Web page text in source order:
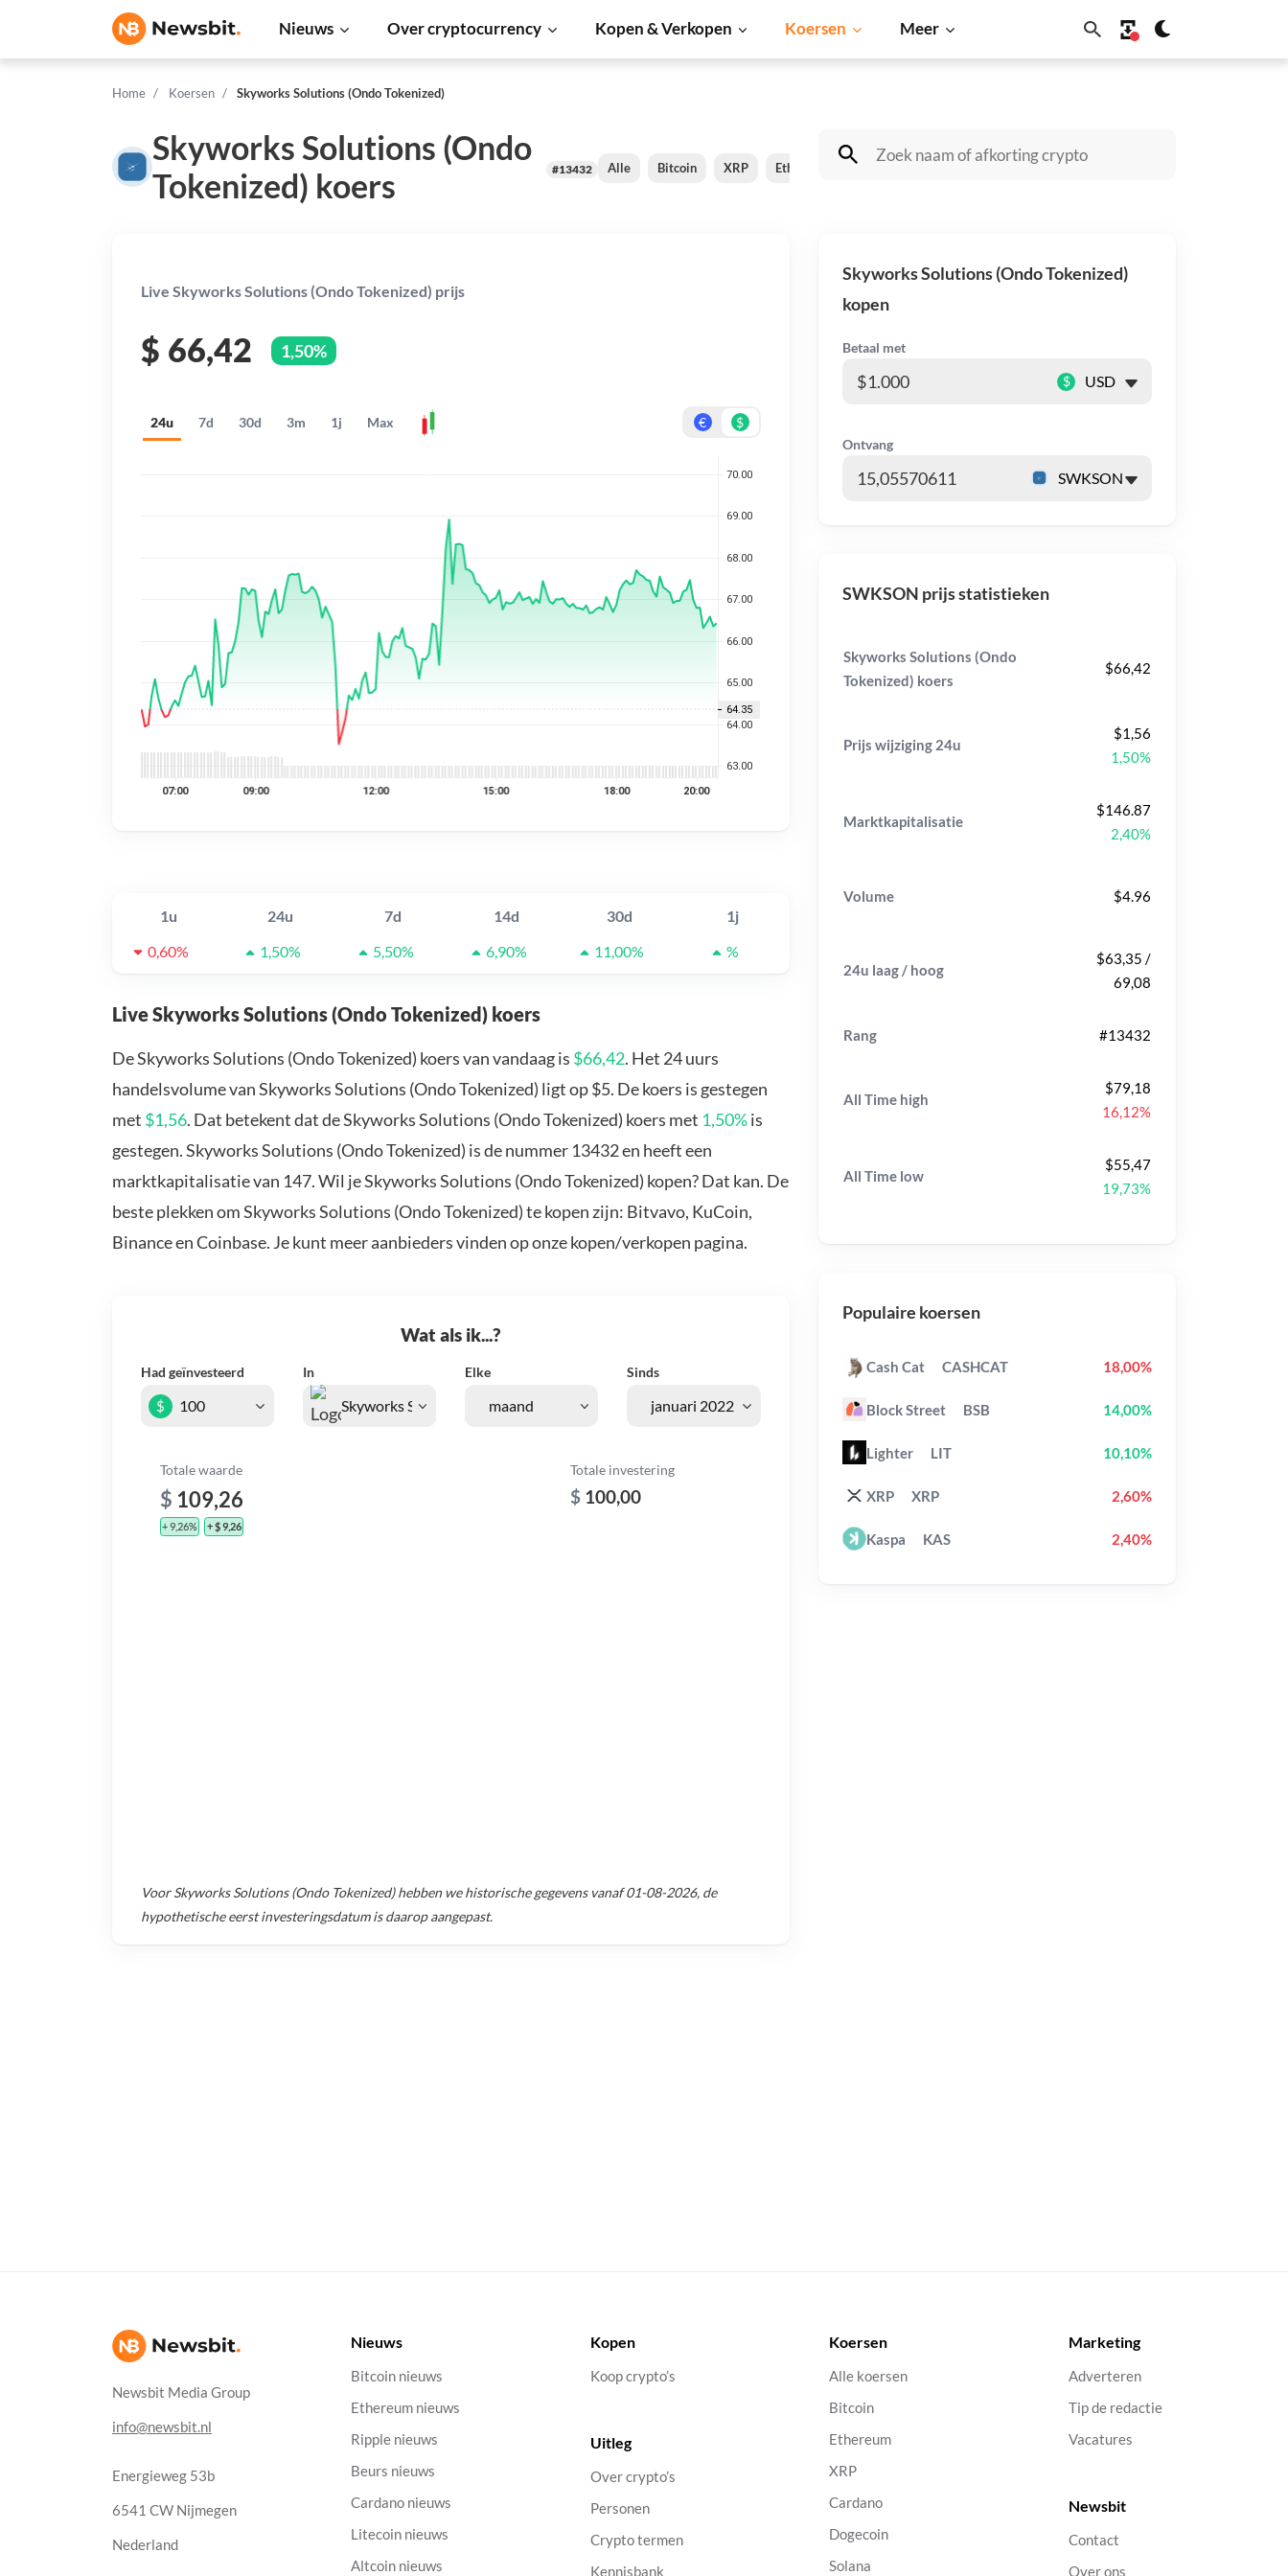
Nieuws Over cryptocurrency Kopen & Verkopen Koersen Meer
Home Koersen Skyworks Solutions (Ondo Tokenized)
Skyworks Solutions (Ondo
Tokenized) koers
#13432 Alle Bitcoin XRP Ethereum Cardano Dogecoin
Live Skyworks Solutions (Ondo Tokenized) prijs
$ 66,42 1,50%
24u 7d 30d 3m 1j Max € $
1u 24u 7d 14d 30d
1j
0,60%
1,50% 5,50% 6,90% 11,00% %
Live Skyworks Solutions (Ondo Tokenized) koers
De Skyworks Solutions (Ondo Tokenized) koers van vandaag is $66,42. Het 24 uurs
handelsvolume van Skyworks Solutions (Ondo Tokenized) ligt op $5. De koers is gestegen
met $1,56. Dat betekent dat de Skyworks Solutions (Ondo Tokenized) koers met 1,50%is
gestegen. Skyworks Solutions (Ondo Tokenized) is de nummer 13432 en heeft een
marktkapitalisatie van 147. Wil je Skyworks Solutions (Ondo Tokenized) kopen? Dat kan. De
beste plekken om Skyworks Solutions (Ondo Tokenized) te kopen zijn: Bitvavo, KuCoin,
Binance en Coinbase. Je kunt meer aanbieders vinden op onze kopen/verkopen pagina.
Wat als ik...?
Had geïnvesteerd In Elke Sinds
$
Totale waarde
$ 109,26
+ 9,26% + $ 9,26
Totale investering
$ 100,00
VoorSkyworks Solutions (Ondo Tokenized)hebben we historische gegevens vanaf01-08-2026, de
hypothetische eerst investeringsdatum is daarop aangepast.
Skyworks Solutions (Ondo Tokenized)
kopen
Betaal met
$
Ontvang
SWKSON prijs statistieken
Skyworks Solutions (Ondo
Tokenized) koers
$66,42
Prijs wijziging 24u
$1,56
1,50%
Marktkapitalisatie
$146.87
2,40%
Volume $4.96
24u laag / hoog
$63,35 /
69,08
Rang #13432
All Time high
$79,18
16,12%
All Time low
$55,47
19,73%
Populaire koersen
Cash Cat CASHCAT 18,00%
Block Street BSB 14,00%
Lighter LIT 10,10%
XRP XRP 2,60%
Kaspa KAS 2,40%
Newsbit Media Group
info@newsbit.nl
Energieweg 53b
6541 CW Nijmegen
Nederland
Nieuws
Bitcoin nieuws
Ethereum nieuws
Ripple nieuws
Beurs nieuws
Cardano nieuws
Litecoin nieuws
Altcoin nieuws
Kopen
Koop crypto’s
Uitleg
Over crypto’s
Personen
Crypto termen
Kennisbank
Koersen
Alle koersen
Bitcoin
Ethereum
XRP
Cardano
Dogecoin
Solana
Marketing
Adverteren
Tip de redactie
Vacatures
Newsbit
Contact
Over ons